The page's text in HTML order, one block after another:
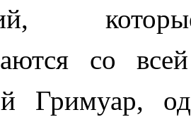
со
Гримуар,